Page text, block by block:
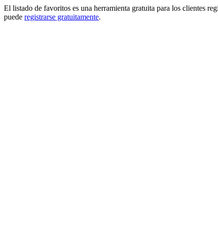
El listado de favoritos es una herramienta gratuita para los clientes
puede registrarse gratuitamente.